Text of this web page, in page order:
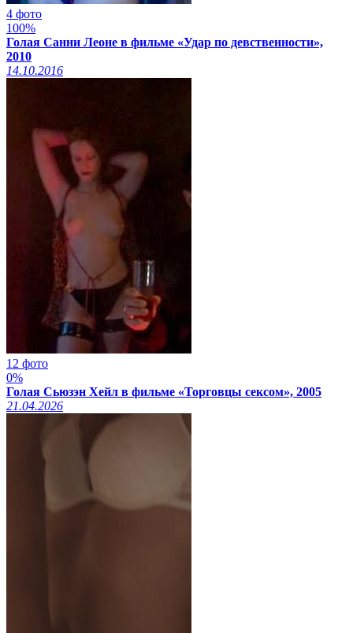
4 фото
100%
Голая Санни Леоне в фильме «Удар по девственности»,
2010
14.10.2016
12 фото
0%
Голая Сьюзэн Хейл в фильме «Торговцы сексом», 2005
21.04.2026